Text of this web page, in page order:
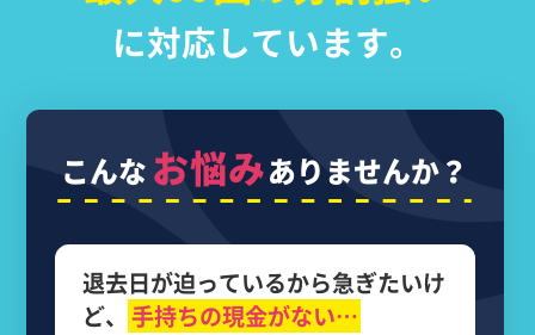
に対応しています。
こんなお悩みありませんか？
退去日が迫っているから急ぎたいけ
ど、 手持ちの現金がない…